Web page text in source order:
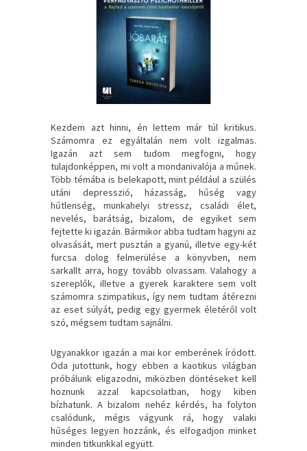
Kezdem azt hinni, én lettem már túl kritikus.
Számomra ez egyáltalán nem volt izgalmas.
Igazán azt sem tudom megfogni, hogy
tulajdonképpen, mi volt a mondanivalója a műnek.
Több témába is belekapott, mint például a szülés
utáni depresszió, házasság, hűség vagy
hűtlenség, munkahelyi stressz, családi élet,
nevelés, barátság, bizalom, de egyiket sem
fejtette ki igazán. Bármikor abba tudtam hagyni az
olvasását, mert pusztán a gyanú, illetve egy-két
furcsa dolog felmerülése a könyvben, nem
sarkallt arra, hogy tovább olvassam. Valahogy a
szereplők, illetve a gyerek karaktere sem volt
számomra szimpatikus, így nem tudtam átérezni
az eset súlyát, pedig egy gyermek életéről volt
szó, mégsem tudtam sajnálni.
Ugyanakkor igazán a mai kor emberének íródott.
Oda jutottunk, hogy ebben a kaotikus világban
próbálunk eligazodni, miközben döntéseket kell
hoznunk azzal kapcsolatban, hogy kiben
bízhatunk. A bizalom nehéz kérdés, ha folyton
csalódunk, mégis vágyunk rá, hogy valaki
hűséges legyen hozzánk, és elfogadjon minket
minden titkunkkal együtt.